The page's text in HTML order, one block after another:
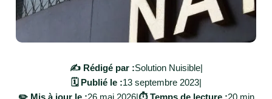
✍️ Rédigé par :Solution Nuisible|
🗓️ Publié le :13 septembre 2023|
✏️ Mis à jour le :26 mai 2026|⏱️ Temps de lecture :20 min